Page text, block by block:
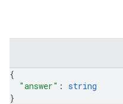
{
"answer" : string
}